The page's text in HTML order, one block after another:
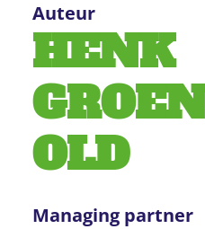
Auteur
HENK
OLD
Managing partner